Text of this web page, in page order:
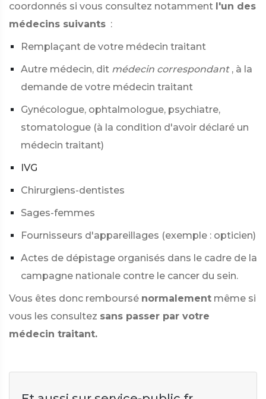
coordonnés si vous consultez notamment l'un des
médecins suivants :
Remplaçant de votre médecin traitant
Autre médecin, dit médecin correspondant , à la
demande de votre médecin traitant
Gynécologue, ophtalmologue, psychiatre,
stomatologue (à la condition d'avoir déclaré un
médecin traitant)
IVG
Chirurgiens-dentistes
Sages-femmes
Fournisseurs d'appareillages (exemple : opticien)
Actes de dépistage organisés dans le cadre de la
campagne nationale contre le cancer du sein.
Vous êtes donc remboursé normalement même si
vous les consultez sans passer par votre
médecin traitant.